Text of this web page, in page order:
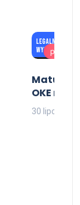
Matura
OKE
30 lipca,